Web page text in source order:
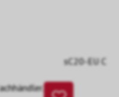
sC20-EU C